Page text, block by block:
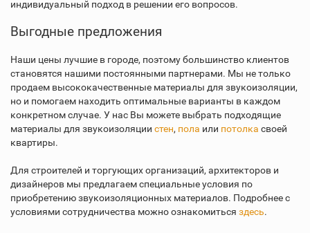
индивидуальный подход в решении его вопросов.
Выгодные предложения
Наши цены лучшие в городе, поэтому большинство клиентов
становятся нашими постоянными партнерами. Мы не только
продаем высококачественные материалы для звукоизоляции,
но и помогаем находить оптимальные варианты в каждом
конкретном случае. У нас Вы можете выбрать подходящие
материалы для звукоизоляции стен, пола или потолка своей
квартиры.
Для строителей и торгующих организаций, архитекторов и
дизайнеров мы предлагаем специальные условия по
приобретению звукоизоляционных материалов. Подробнее с
условиями сотрудничества можно ознакомиться здесь.